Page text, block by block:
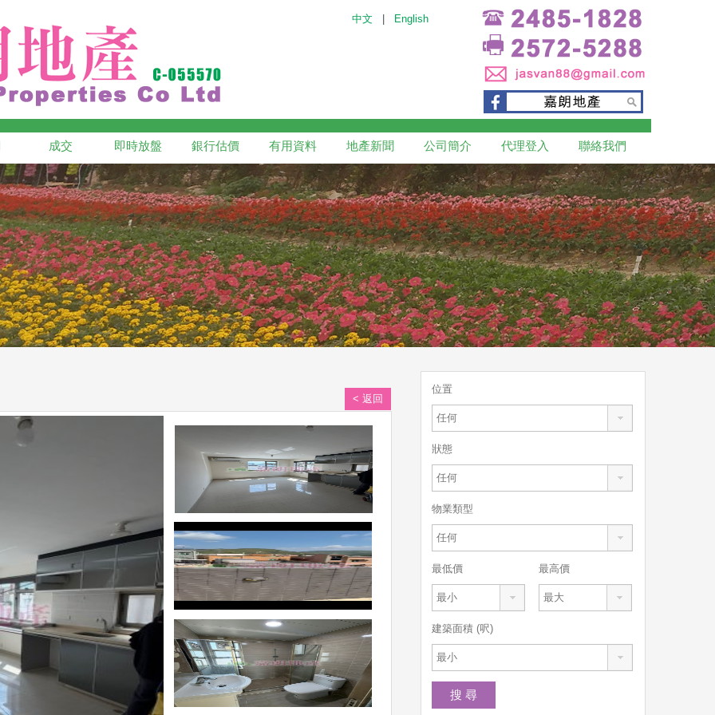
中文 English
成交 即時放盤 銀行估價 有用資料 地產新聞 公司簡介 代理登入 聯絡我們
< 返回
位置
任何
狀態
任何
物業類型
任何
最低價
最小
最高價
最大
建築面積 (呎)
最小